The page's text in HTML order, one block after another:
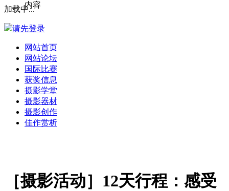
加载中...
请先登录
网站首页
网站论坛
国际比赛
获奖信息
摄影学堂
摄影器材
摄影创作
佳作赏析
内容
［摄影活动］12天行程：感受